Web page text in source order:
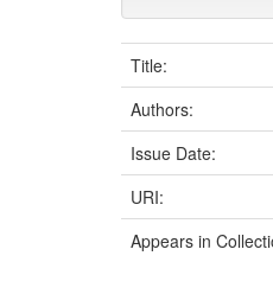
Title:
Authors:
Issue Date:
URI:
Appears in